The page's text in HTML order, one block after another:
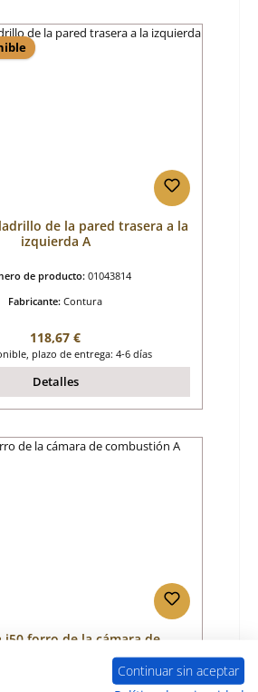
de la pared trasera a la
izquierda A
de producto: 01043814
Fabricante: Contura
Precio normal:
118,67 €
plazo de entrega: 4-6 días
Detalles
i50 forro de la cámara de
01043823
Continuar sin aceptar